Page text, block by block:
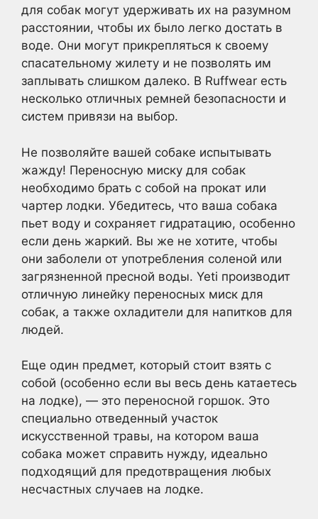
для собак могут удерживать их на разумном
расстоянии, чтобы их было легко достать в
воде. Они могут прикрепляться к своему
спасательному жилету и не позволять им
заплывать слишком далеко. В Ruffwear есть
несколько отличных ремней безопасности и
систем привязи на выбор.
Не позволяйте вашей собаке испытывать
жажду! Переносную миску для собак
необходимо брать с собой на прокат или
чартер лодки. Убедитесь, что ваша собака
пьет воду и сохраняет гидратацию, особенно
если день жаркий. Вы же не хотите, чтобы
они заболели от употребления соленой или
загрязненной пресной воды. Yeti производит
отличную линейку переносных миск для
собак, а также охладители для напитков для
людей.
Еще один предмет, который стоит взять с
собой (особенно если вы весь день катаетесь
на лодке), — это переносной горшок. Это
специально отведенный участок
искусственной травы, на котором ваша
собака может справить нужду, идеально
подходящий для предотвращения любых
несчастных случаев на лодке.